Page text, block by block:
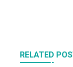
RELATED